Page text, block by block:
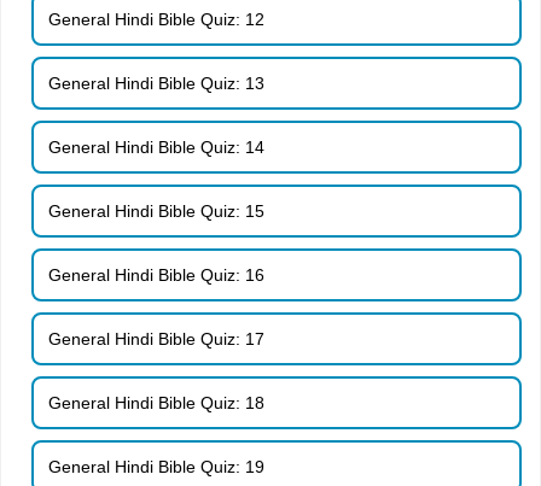
General Hindi Bible Quiz: 12
General Hindi Bible Quiz: 13
General Hindi Bible Quiz: 14
General Hindi Bible Quiz: 15
General Hindi Bible Quiz: 16
General Hindi Bible Quiz: 17
General Hindi Bible Quiz: 18
General Hindi Bible Quiz: 19